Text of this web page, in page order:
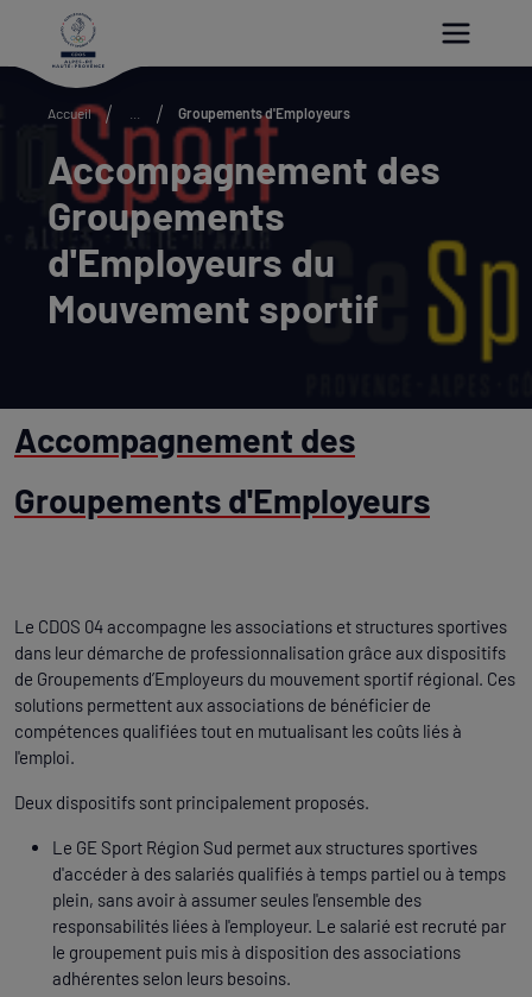
Accueil Groupements d'Employeurs
Accompagnement des
Groupements
d'Employeurs du
Mouvement sportif
Accompagnement des
Groupements d'Employeurs
Le CDOS 04 accompagne les associations et structures sportives
dans leur démarche de professionnalisation grâce aux dispositifs
de Groupements d’Employeurs du mouvement sportif régional. Ces
solutions permettent aux associations de bénéficier de
compétences qualifiées tout en mutualisant les coûts liés à
l'emploi.
Deux dispositifs sont principalement proposés.
Le GE Sport Région Sud permet aux structures sportives
d'accéder à des salariés qualifiés à temps partiel ou à temps
plein, sans avoir à assumer seules l'ensemble des
responsabilités liées à l'employeur. Le salarié est recruté par
le groupement puis mis à disposition des associations
adhérentes selon leurs besoins.
Paramétrer les cookies